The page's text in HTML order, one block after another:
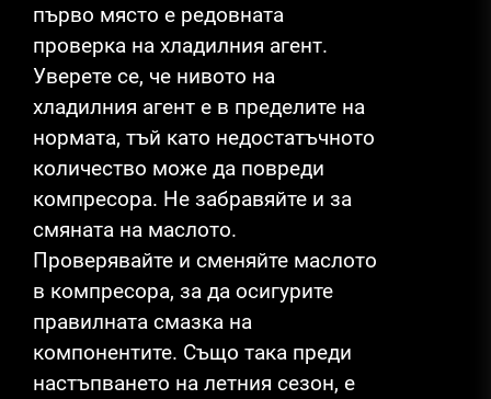
първо място е редовната
проверка на хладилния агент.
Уверете се, че нивото на
хладилния агент е в пределите на
нормата, тъй като недостатъчното
количество може да повреди
компресора. Не забравяйте и за
смяната на маслото.
Проверявайте и сменяйте маслото
в компресора, за да осигурите
правилната смазка на
компонентите. Също така преди
настъпването на летния сезон, е